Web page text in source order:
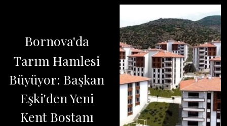
Bornova'da
Tarım Hamlesi
Büyüyor: Başkan
Eşki'den Yeni
Kent Bostanı